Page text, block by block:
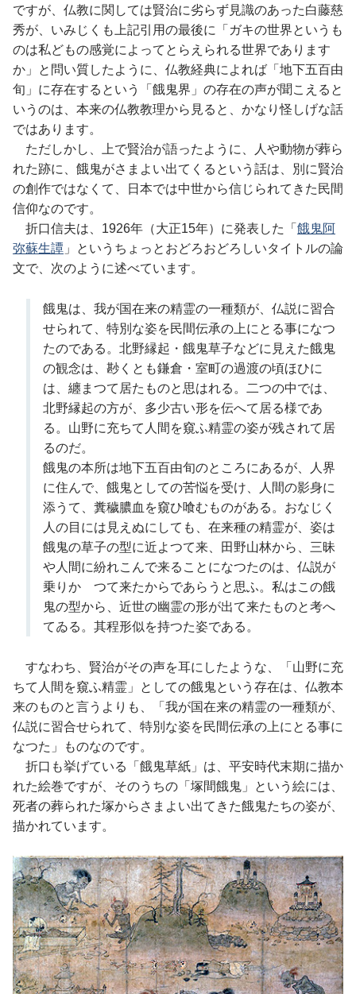
ですが、仏教に関しては賢治に劣らず見識のあった白藤慈
秀が、いみじくも上記引用の最後に「ガキの世界というも
のは私どもの感覚によってとらえられる世界であります
か」と問い質したように、仏教経典によれば「地下五百由
旬」に存在するという「餓鬼界」の存在の声が聞こえると
いうのは、本来の仏教教理から見ると、かなり怪しげな話
ではあります。
ただしかし、上で賢治が語ったように、人や動物が葬ら
れた跡に、餓鬼がさまよい出てくるという話は、別に賢治
の創作ではなくて、日本では中世から信じられてきた民間
信仰なのです。
折口信夫は、1926年（大正15年）に発表した「 餓鬼阿
弥蘇生譚 」というちょっとおどろおどろしいタイトルの論
文で、次のように述べています。
餓鬼は、我が国在来の精霊の一種類が、仏説に習合
せられて、特別な姿を民間伝承の上にとる事になつ
たのである。北野縁起・餓鬼草子などに見えた餓鬼
の観念は、尠くとも鎌倉・室町の過渡の頃ほひに
は、纏まつて居たものと思はれる。二つの中では、
北野縁起の方が、多少古い形を伝へて居る様であ
る。山野に充ちて人間を窺ふ精霊の姿が残されて居
るのだ。
餓鬼の本所は地下五百由旬のところにあるが、人界
に住んで、餓鬼としての苦悩を受け、人間の影身に
添うて、糞穢膿血を窺ひ喰むものがある。おなじく
人の目には見えぬにしても、在来種の精霊が、姿は
餓鬼の草子の型に近よつて来、田野山林から、三昧
や人間に紛れこんで来ることになつたのは、仏説が
乗りかゝつて来たからであらうと思ふ。私はこの餓
鬼の型から、近世の幽霊の形が出て来たものと考へ
てゐる。其程形似を持つた姿である。
すなわち、賢治がその声を耳にしたような、「山野に充
ちて人間を窺ふ精霊」としての餓鬼という存在は、仏教本
来のものと言うよりも、「我が国在来の精霊の一種類が、
仏説に習合せられて、特別な姿を民間伝承の上にとる事に
なつた」ものなのです。
折口も挙げている「餓鬼草紙」は、平安時代末期に描か
れた絵巻ですが、そのうちの「塚間餓鬼」という絵には、
死者の葬られた塚からさまよい出てきた餓鬼たちの姿が、
描かれています。